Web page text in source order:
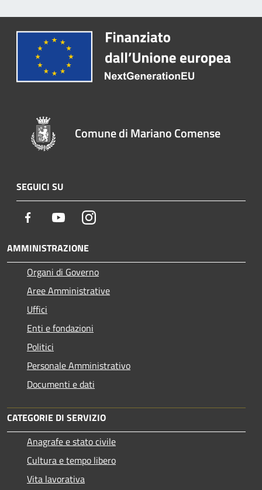
Comune di Mariano Comense
SEGUICI SU
Facebook YoutubeInstagram
AMMINISTRAZIONE
Organi di Governo
Aree Amministrative
Uffici
Enti e fondazioni
Politici
Personale Amministrativo
Documenti e dati
CATEGORIE DI SERVIZIO
Anagrafe e stato civile
Cultura e tempo libero
Vita lavorativa